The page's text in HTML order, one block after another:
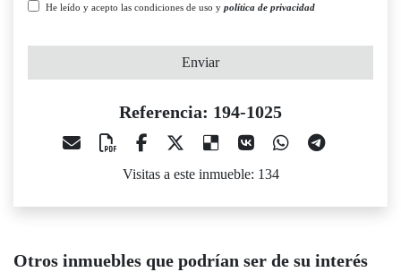
He leído y acepto las condiciones de uso y política de privacidad
Enviar
Referencia: 194-1025
Visitas a este inmueble: 134
Otros inmuebles que podrían ser de su interés